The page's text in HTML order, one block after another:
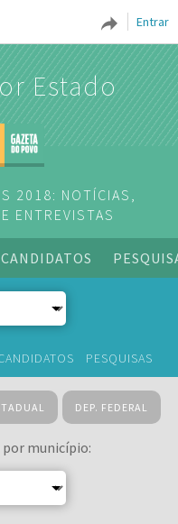
Entrar
Estado
2018: NOTÍCIAS,
ENTREVISTAS
CANDIDATOS
PESQUISAS
DEP. FEDERAL
município: